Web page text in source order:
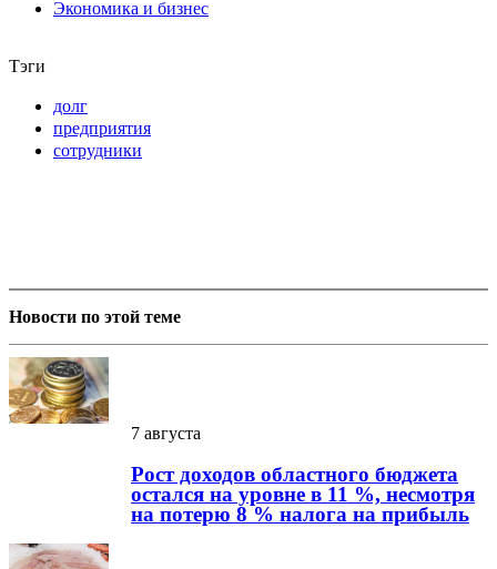
Экономика и бизнес
Тэги
долг
предприятия
сотрудники
Новости по этой теме
7 августа
Рост доходов областного бюджета
остался на уровне в 11 %, несмотря
на потерю 8 % налога на прибыль